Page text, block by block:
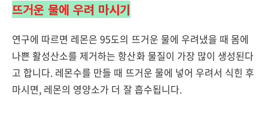
뜨거운 물에 우려 마시기
연구에 따르면 레몬은 95도의 뜨거운 물에 우려냈을 때 몸에
나쁜 활성산소를 제거하는 항산화 물질이 가장 많이 생성된다
고 합니다. 레몬수를 만들 때 뜨거운 물에 넣어 우려서 식힌 후
마시면, 레몬의 영양소가 더 잘 흡수됩니다.